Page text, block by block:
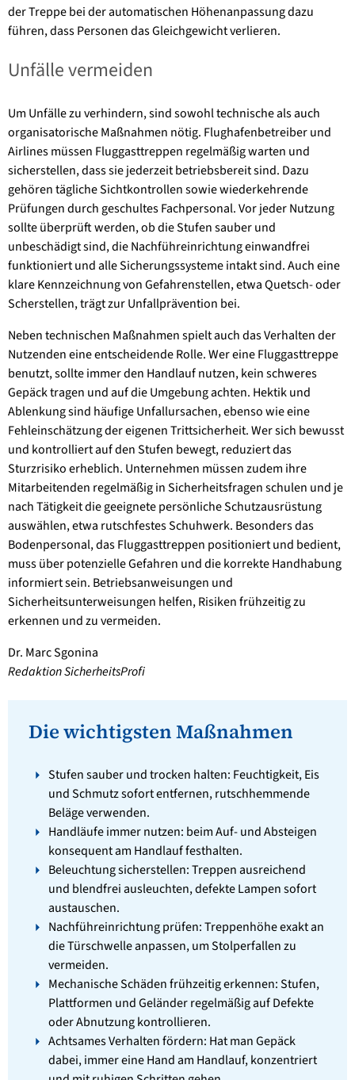
der Treppe bei der automatischen Höhenanpassung dazu
führen, dass Personen das Gleichgewicht verlieren.
Unfälle vermeiden
Um Unfälle zu verhindern, sind sowohl techni­sche als auch
organisatorische Maßnahmen nötig. Flughafenbetreiber und
Airlines müs­sen Fluggasttreppen regelmäßig warten und
sicherstellen, dass sie jederzeit betriebsbe­reit sind. Dazu
gehören tägliche Sichtkontrol­len sowie wiederkehrende
Prüfungen durch geschultes Fachpersonal. Vor jeder Nutzung
sollte überprüft werden, ob die Stufen sauber und
unbeschädigt sind, die Nachführeinrich­tung einwandfrei
funktioniert und alle Siche­rungssysteme intakt sind. Auch eine
klare Kennzeichnung von Gefahrenstellen, etwa Quetsch- oder
Scherstellen, trägt zur Unfall­prävention bei.
Neben technischen Maßnahmen spielt auch das Verhalten der
Nutzenden eine entschei­dende Rolle. Wer eine Fluggasttreppe
benutzt, sollte immer den Handlauf nutzen, kein schwe­res
Gepäck tragen und auf die Umgebung ach­ten. Hektik und
Ablenkung sind häufige Unfall­ursachen, ebenso wie eine
Fehleinschätzung der eigenen Trittsicherheit. Wer sich bewusst
und kontrolliert auf den Stufen bewegt, redu­ziert das
Sturzrisiko erheblich. Unternehmen müssen zudem ihre
Mitarbeitenden regelmä­ßig in Sicherheitsfragen schulen und je
nach Tätigkeit die geeignete persönliche Schutzausrüstung
auswählen, etwa rutschfestes Schuhwerk. Besonders das
Bodenpersonal, das Fluggasttreppen positioniert und bedient,
muss über potenzielle Gefahren und die kor­rekte Handhabung
informiert sein. Betriebs­anweisungen und
Sicherheitsunterweisungen helfen, Risiken frühzeitig zu
erkennen und zu vermeiden.
Dr. Marc Sgonina
Redaktion SicherheitsProfi
Die wichtigsten Maßnahmen
Stufen sauber und trocken halten: Feuchtigkeit, Eis
und Schmutz sofort entfernen, rutschhemmende
Beläge verwenden.
Handläufe immer nutzen: beim Auf- und Absteigen
konsequent am Handlauf festhalten.
Beleuchtung sicherstellen: Treppen ausreichend
und blendfrei ausleuchten, defekte Lampen sofort
austauschen.
Nachführeinrichtung prüfen: Treppenhöhe exakt an
die Türschwelle anpassen, um Stolperfallen zu
vermeiden.
Mechanische Schäden frühzeitig erkennen: Stufen,
Plattformen und Geländer regelmäßig auf Defekte
oder Abnutzung kontrollieren.
Achtsames Verhalten fördern: Hat man Gepäck
dabei, immer eine Hand am Handlauf, konzentriert